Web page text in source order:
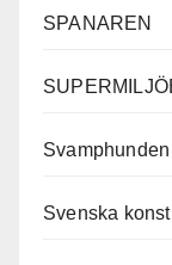
SPANAREN
Svenska